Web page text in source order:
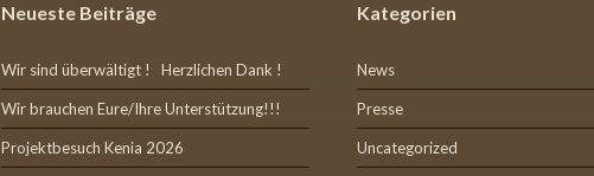
Neueste Beiträge
Wir sind überwältigt ! Herzlichen Dank !
Wir brauchen Eure/Ihre Unterstützung!!!
Projektbesuch Kenia 2026
Kategorien
News
Presse
Uncategorized